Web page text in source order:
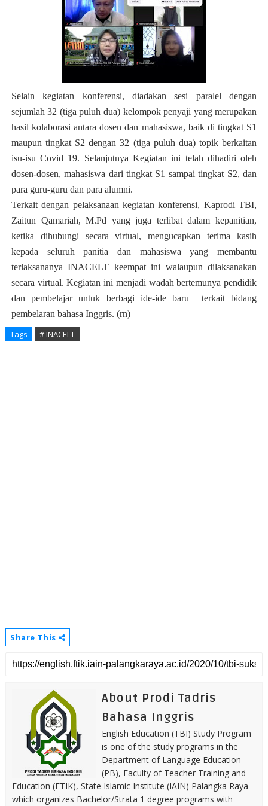
Selain kegiatan konferensi, diadakan sesi paralel dengan
sejumlah 32 (tiga puluh dua) kelompok penyaji yang merupakan
hasil kolaborasi antara dosen dan mahasiswa, baik di tingkat S1
maupun tingkat S2 dengan 32 (tiga puluh dua) topik berkaitan
isu-isu Covid 19. Selanjutnya Kegiatan ini telah dihadiri oleh
dosen-dosen, mahasiswa dari tingkat S1 sampai tingkat S2, dan
para guru-guru dan para alumni.
Terkait dengan pelaksanaan kegiatan konferensi, Kaprodi TBI,
Zaitun Qamariah, M.Pd yang juga terlibat dalam kepanitian,
ketika dihubungi secara virtual, mengucapkan terima kasih
kepada seluruh panitia dan mahasiswa yang membantu
terlaksananya INACELT keempat ini walaupun dilaksanakan
secara virtual. Kegiatan ini menjadi wadah bertemunya pendidik
dan pembelajar untuk berbagi ide-ide baru
terkait bidang
pembelaran bahasa Inggris. (rn)
Tags # INACELT
Share This
About Prodi Tadris
Bahasa Inggris
English Education (TBI) Study Program
is one of the study programs in the
Department of Language Education
(PB), Faculty of Teacher Training and
Education (FTIK), State Islamic Institute (IAIN) Palangka Raya
which organizes Bachelor/Strata 1 degree programs with